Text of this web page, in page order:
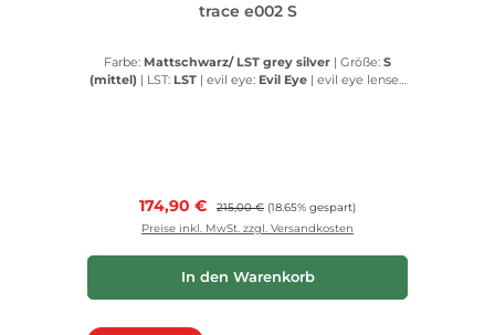
trace e002 S
Farbe: Mattschwarz/ LST grey silver | Größe: S
(mittel) | LST: LST | evil eye: Evil Eye | evil eye lenses:
Verkaufspreis:
174,90 € Regulärer Preis:
215,00 € (18.65% gespart)
Preise inkl. MwSt. zzgl. Versandkosten
In den Warenkorb